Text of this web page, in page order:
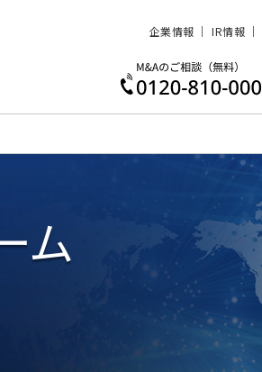
企業情報 IR情報
ム